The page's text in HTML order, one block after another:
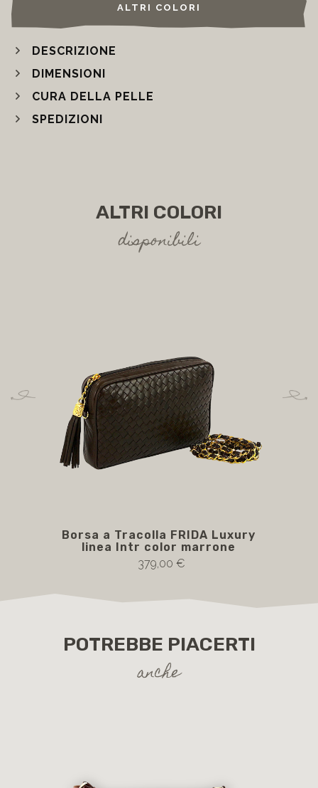
ALTRI COLORI
DESCRIZIONE
DIMENSIONI
CURA DELLA PELLE
SPEDIZIONI
ALTRI COLORI
disponibili
Borsa a Tracolla FRIDA Luxury
linea Intr color marrone
379,00 €
POTREBBE PIACERTI
anche